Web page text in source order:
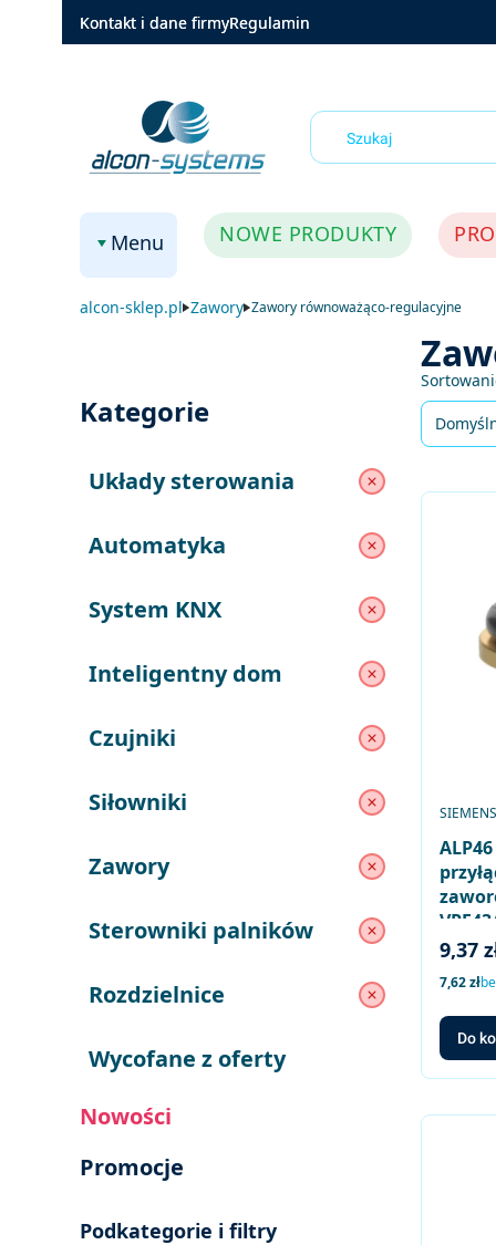
Kontakt i dane firmyRegulamin
Menu NOWE PRODUKTY
alcon-sklep.pl Zawory Zawory równoważąco-regulacyjne
Kategorie
Układy sterowania Układy sterowania
Automatyka Automatyka
System KNX System KNX
Inteligentny dom Inteligentny dom
Czujniki Czujniki
Siłowniki Siłowniki
Zawory Zawory
Sterowniki palników Sterowniki palników
Rozdzielnice Rozdzielnice
Wycofane z oferty
Nowości
Promocje
Podkategorie i filtry
Lista
SIEMENS
9,37
Cena
7,62 zł
Do